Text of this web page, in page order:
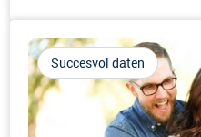
Succesvol daten